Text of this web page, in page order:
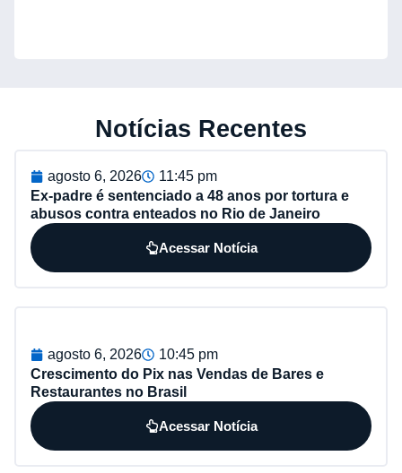
Notícias Recentes
agosto 6, 2026
11:45 pm
Ex-padre é sentenciado a 48 anos por tortura e
abusos contra enteados no Rio de Janeiro
Acessar Notícia
agosto 6, 2026
10:45 pm
Crescimento do Pix nas Vendas de Bares e
Restaurantes no Brasil
Acessar Notícia